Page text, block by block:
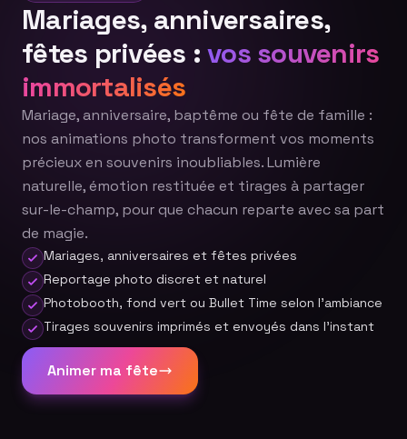
Mariages, anniversaires,
fêtes privées : vos souvenirs
immortalisés
Mariage, anniversaire, baptême ou fête de famille :
nos animations photo transforment vos moments
précieux en souvenirs inoubliables. Lumière
naturelle, émotion restituée et tirages à partager
sur-le-champ, pour que chacun reparte avec sa part
de magie.
Mariages, anniversaires et fêtes privées
Reportage photo discret et naturel
Photobooth, fond vert ou Bullet Time selon l'ambiance
Tirages souvenirs imprimés et envoyés dans l'instant
Animer ma fête